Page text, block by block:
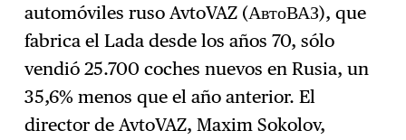
→ Suscríbase
automóviles ruso AvtoVAZ (АвтоВАЗ), que
fabrica el Lada desde los años 70, sólo
vendió 25.700 coches nuevos en Rusia, un
35,6% menos que el año anterior. El
director de AvtoVAZ, Maxim Sokolov,